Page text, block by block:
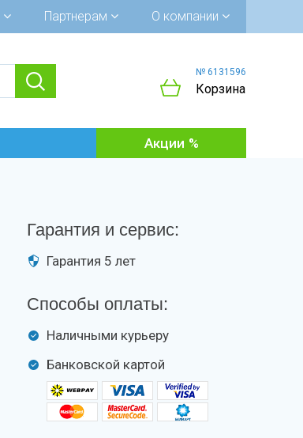
Партнерам О компании
№ 6131596
Корзина
Акции
Гарантия и сервис:
Гарантия 5 лет
Способы оплаты:
Наличными курьеру
Банковской картой